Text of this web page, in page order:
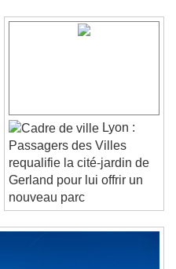
Skip Forward
liveLIVE
Lyon :
Passagers des Villes
requalifie la cité-jardin de
Gerland pour lui offrir un
nouveau parc